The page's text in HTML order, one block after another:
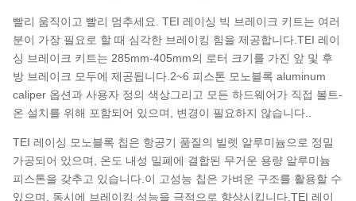
빨리 움직이고 빨리 멈추세요. TEI 레이싱 빅 브레이크 키트는 여러
분이 가장 필요로 할 때 심각한 브레이킹 힘을 제공합니다.TEI 레이
싱 브레이크 키트는 285mm-405mm의 로터 크기를 가진 앞 및 후
방 브레이크 모두에 제공됩니다.2~6 피스톤 모노블록 aluminum
caliper 옵션과 사용자 정의 색상그리고 모든 하드웨어가 직접 볼트-
온 설치를 위해 포함되어 있으며, 변경이 필요하지 않습니다..
TEI 레이싱 모노블록 칩은 항공기 품질의 빌렛 알루미늄으로 정밀
가공되어 있으며, 온도 내성 밀폐에 결합된 무거운 용량 알루미늄
피스톤을 갖추고 있습니다.이 고성능 칩은 가벼운 구조를 활용할 수
있으며, 동시에 브레이킹 성능을 극적으로 향상시킵니다.TEI 레이